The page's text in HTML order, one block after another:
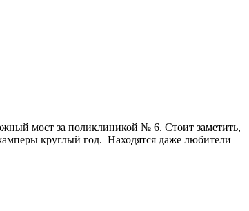
мост за поликлиникой № 6. Стоит заметить,
круглый год. Находятся даже любители